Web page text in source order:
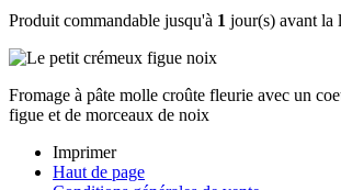
Produit commandable jusqu'à 1 jour(s) avant la
Fromage à pâte molle croûte fleurie avec un
figue et de morceaux de noix
Imprimer
Haut de page